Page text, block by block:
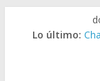
Lo último: